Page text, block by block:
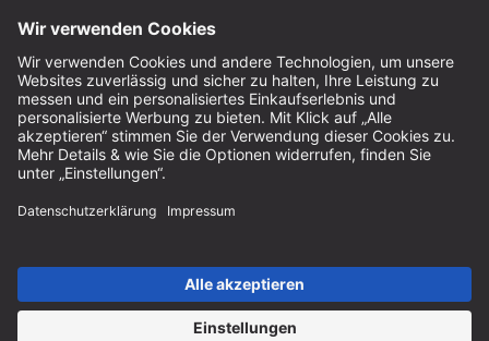
Impressum
AGB
Datenschutz
Cookie-Einstellungen
© 2026 sauter GmbH
* kostenloser Versand ab 150 Euro Bestellwert innerhalb
Deutschlands für die Standard-Paketgrößen - ausgenommen
Sperrgut und Fracht
In Abh. des Lieferlandes kann die MwSt. an der Kasse variieren.